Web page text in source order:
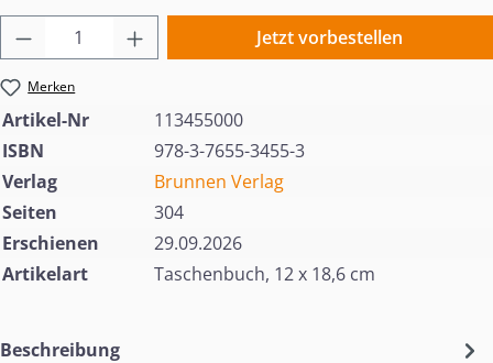
Produkt Anzahl: Gib den gewünschten
Jetzt vorbestellen
Merken
Artikel-Nr
113455000
ISBN
978-3-7655-3455-3
Verlag
Brunnen Verlag
Seiten
304
Erschienen
29.09.2026
Artikelart
Taschenbuch, 12 x 18,6 cm
Beschreibung